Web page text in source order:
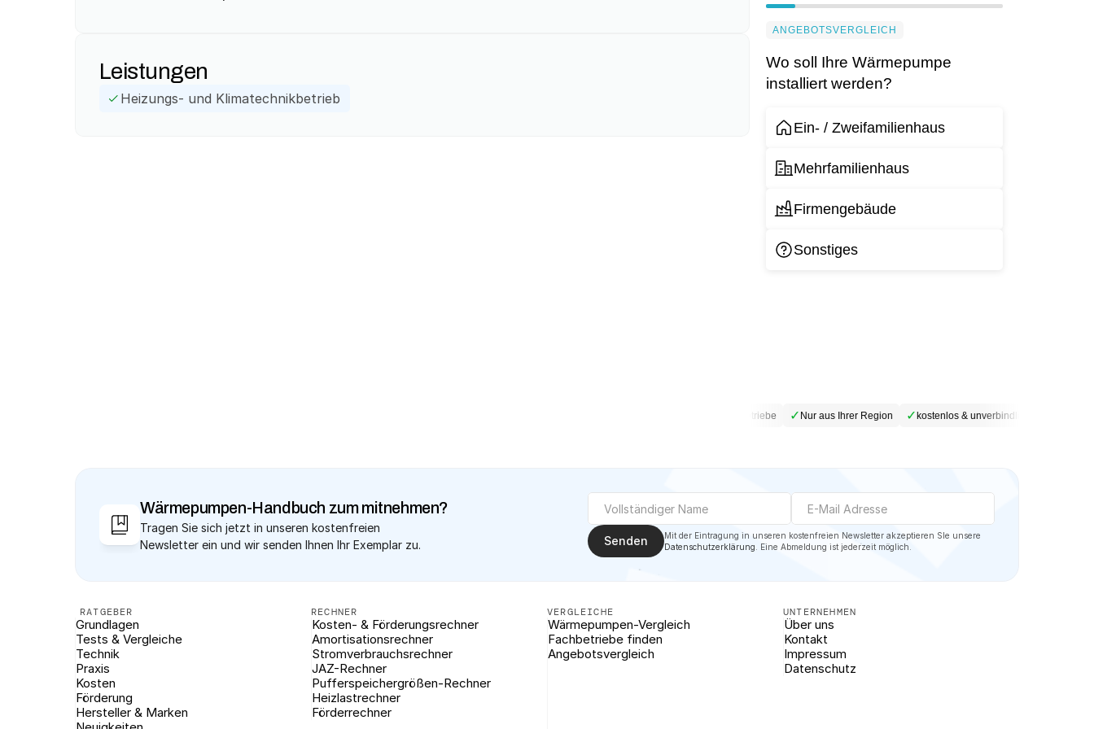
Leistungen
Heizungs- und Klimatechnikbetrieb
ANGEBOTSVERGLEICH
Wo soll Ihre Wärmepumpe
installiert werden?
Ein- / Zweifamilienhaus
Mehrfamilienhaus
Firmengebäude
Sonstiges
Geprüfte Fachbetriebe ✓Nur aus Ihrer Region ✓kostenlos & unverbindlich
Wärmepumpen-Handbuch zum mitnehmen?
Tragen Sie sich jetzt in unseren kostenfreien
Newsletter ein und wir senden Ihnen Ihr Exemplar zu.
Senden
Datenschutzerklärung . Eine Abmeldung ist jederzeit möglich.
RATGEBER
Grundlagen
Tests & Vergleiche
Technik
Praxis
Kosten
Förderung
Hersteller & Marken
RECHNER
Kosten- & Förderungsrechner
Amortisationsrechner
Stromverbrauchsrechner
JAZ-Rechner
Pufferspeichergrößen-Rechner
Heizlastrechner
Förderrechner
VERGLEICHE
Wärmepumpen-Vergleich
Fachbetriebe finden
Angebotsvergleich
UNTERNEHMEN
Über uns
Kontakt
Impressum
Datenschutz